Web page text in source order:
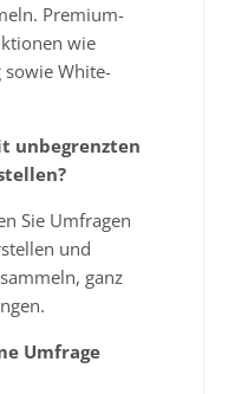
Premium-
wie
sowie White-
unbegrenzten
Sie Umfragen
und
ganz
Umfrage